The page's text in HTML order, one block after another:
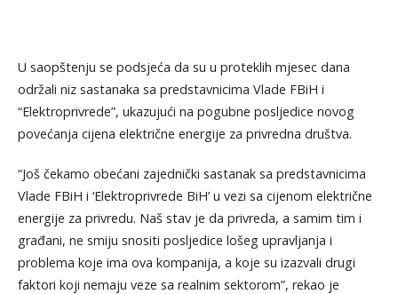
U saopštenju se podsjeća da su u proteklih mjesec dana
održali niz sastanaka sa predstavnicima Vlade FBiH i
“Elektroprivrede”, ukazujući na pogubne posljedice novog
povećanja cijena električne energije za privredna društva.
“Još čekamo obećani zajednički sastanak sa predstavnicima
Vlade FBiH i ‘Elektroprivrede BiH’ u vezi sa cijenom električne
energije za privredu. Naš stav je da privreda, a samim tim i
građani, ne smiju snositi posljedice lošeg upravljanja i
problema koje ima ova kompanija, a koje su izazvali drugi
faktori koji nemaju veze sa realnim sektorom”, rekao je